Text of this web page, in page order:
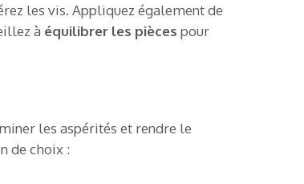
les vis. Appliquez également de
à équilibrer les pièces pour
les aspérités et rendre le
de choix :